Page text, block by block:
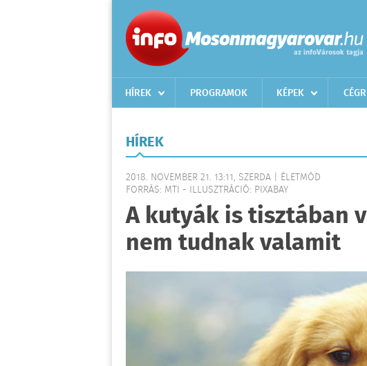
HÍREK PROGRAMOK KÉPEK
HÍREK
2018. NOVEMBER 21. 13:11, SZERDA | ÉLETMÓD
FORRÁS: MTI - ILLUSZTRÁCIÓ: PIXABAY
A kutyák is tisztában
nem tudnak valamit